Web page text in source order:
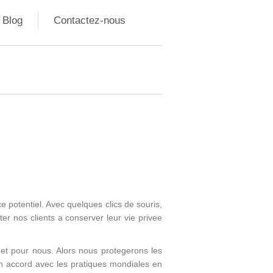
Blog Contactez-nous
Avec quelques clics de souris,
nos clients a conserver leur vie privee
pour nous. Alors nous protegerons les
avec les pratiques mondiales en